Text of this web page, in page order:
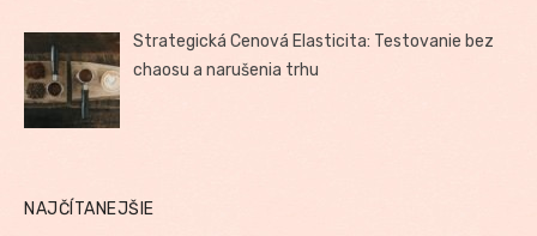
Strategická Cenová Elasticita: Testovanie bez
chaosu a narušenia trhu
NAJČÍTANEJŠIE